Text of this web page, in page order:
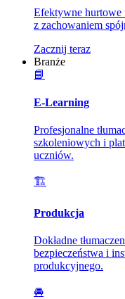
Efektywne hurtowe
z zachowaniem
Zacznij teraz
Branże
📘
E-Learning
Profesjonalne
szkoleniowych i
uczniów.
🏗️
Produkcja
Dokładne
bezpieczeństwa i
produkcyjnego.
🚘